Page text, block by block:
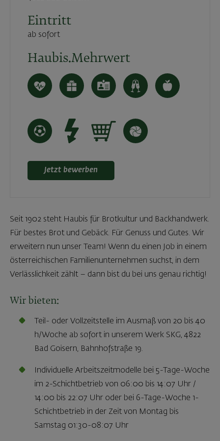
Eintritt
ab sofort
Haubis.Mehrwert
Jetzt bewerben
Seit 1902 steht Haubis für Brotkultur und Backhandwerk.
Für bestes Brot und Gebäck. Für Genuss und Gutes. Wir
erweitern nun unser Team! Wenn du einen Job in einem
österreichischen Familienunternehmen suchst, in dem
Verlässlichkeit zählt – dann bist du bei uns genau richtig!
Wir bieten:
Teil- oder Vollzeitstelle im Ausmaß von 20 bis 40
h/Woche ab sofort in unserem Werk SKG, 4822
Bad Goisern, Bahnhofstraße 19.
Individuelle Arbeitszeitmodelle bei 5-Tage-Woche
im 2-Schichtbetrieb von 06:00 bis 14:07 Uhr /
14:00 bis 22:07 Uhr oder bei 6-Tage-Woche 1-
Schichtbetrieb in der Zeit von Montag bis
Samstag 01:30-08:07 Uhr